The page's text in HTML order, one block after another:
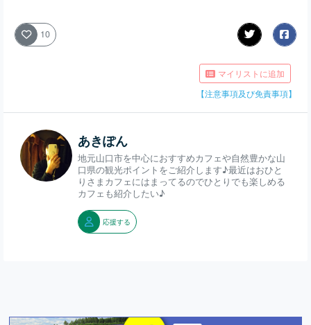
10
マイリストに追加
【注意事項及び免責事項】
あきぽん
地元山口市を中心におすすめカフェや自然豊かな山
口県の観光ポイントをご紹介します♪最近はおひと
りさまカフェにはまってるのでひとりでも楽しめる
カフェも紹介したい♪
応援する